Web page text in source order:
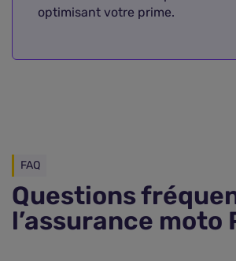
optimisant votre prime.
FAQ
Questions
l’assurance moto